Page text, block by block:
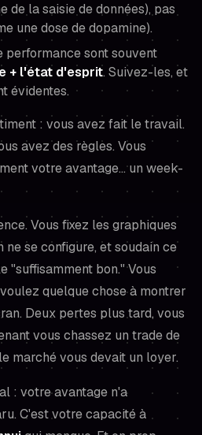
de la saisie de données), pas
une dose de dopamine).
performance sont souvent
+ l'état d'esprit. Suivez-les, et
évidentes.
: vous avez fait le travail.
avez des règles. Vous
votre avantage... un week-
Vous fixez les graphiques
ne se configure, et soudain ce
"suffisamment bon." Vous
quelque chose à montrer
Deux pertes plus tard, vous
vous chassez un trade de
marché vous devait un loyer.
: votre avantage n'a
C'est votre capacité à